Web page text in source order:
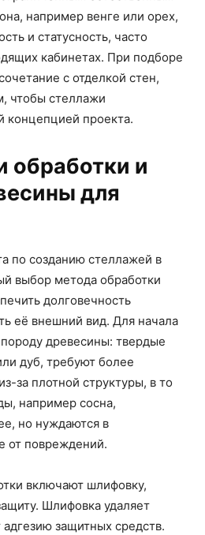
например венге или орех,
и статусность, часто
кабинетах. При подборе
с отделкой стен,
чтобы стеллажи
концепцией проекта.
обработки и
для
по созданию стеллажей в
выбор метода обработки
долговечность
её внешний вид. Для начала
древесины: твердые
дуб, требуют более
за плотной структуры, в то
например сосна,
но нуждаются в
от повреждений.
включают шлифовку,
Шлифовка удаляет
защитных средств.